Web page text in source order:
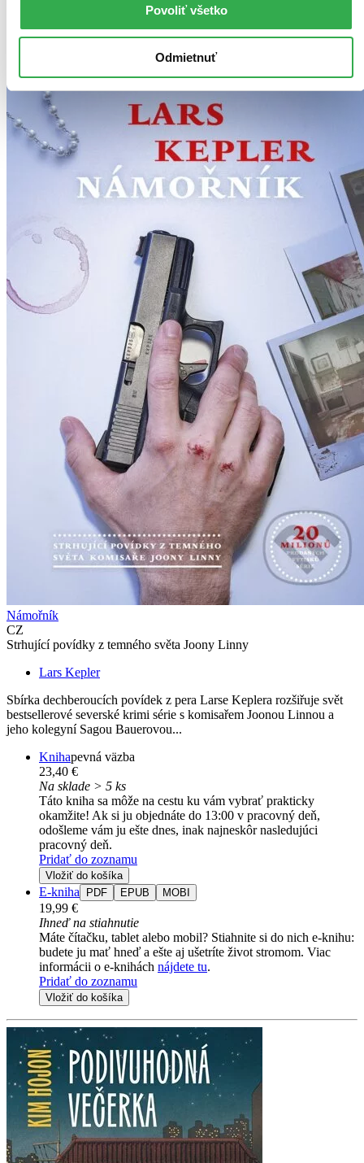
Povoliť všetko
Odmietnuť
Námořník
CZ
Strhující povídky z temného světa Joony Linny
Lars Kepler
Sbírka dechberoucích povídek z pera Larse Keplera rozšiřuje svět
bestsellerové severské krimi série s komisařem Joonou Linnou a
jeho kolegyní Sagou Bauerovou...
Knihapevná väzba
23,40 €
Na sklade > 5 ks
Táto kniha sa môže na cestu ku vám vybrať prakticky
okamžite! Ak si ju objednáte do 13:00 v pracovný deň,
odošleme vám ju ešte dnes, inak najneskôr nasledujúci
pracovný deň.
Pridať do zoznamu
Vložiť do košíka
E-kniha PDF EPUB MOBI
19,99 €
Ihneď na stiahnutie
Máte čítačku, tablet alebo mobil? Stiahnite si do nich e-knihu:
budete ju mať hneď a ešte aj ušetríte život stromom. Viac
informácii o e-knihách nájdete tu.
Pridať do zoznamu
Vložiť do košíka